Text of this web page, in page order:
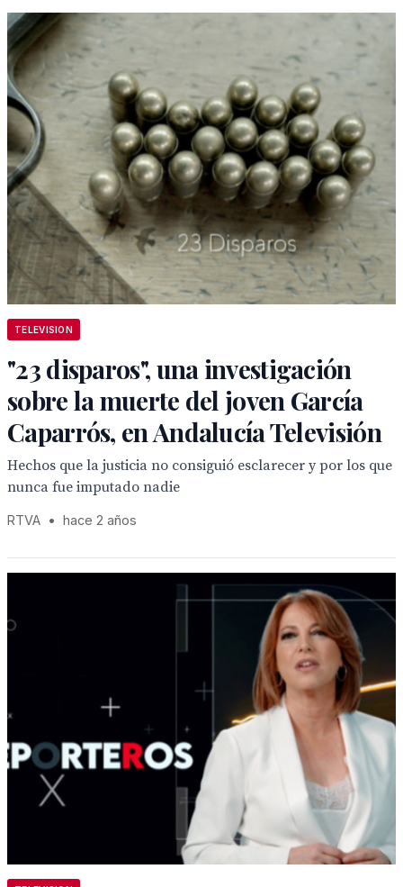
TELEVISION
"23 disparos", una investigación
sobre la muerte del joven García
Caparrós, en Andalucía Televisión
Hechos que la justicia no consiguió esclarecer y por los que
nunca fue imputado nadie
RTVA • hace 2 años